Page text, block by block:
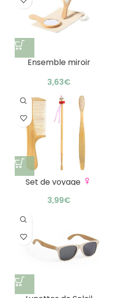
Ensemble miroir
raffinement naturel
€
Set de voyage ♀
€